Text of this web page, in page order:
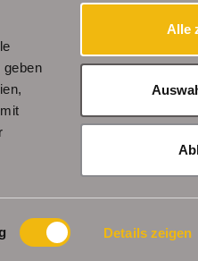
geben
Details zeigen
Alle
Fax: +49 (0)
E-Mail:
Internet: